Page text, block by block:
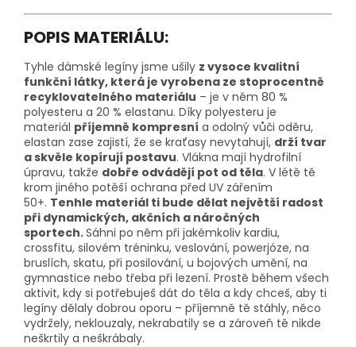
POPIS MATERIÁLU:
Tyhle dámské legíny jsme ušily z vysoce kvalitní
funkční látky, která je vyrobena ze stoprocentně
recyklovatelného materiálu – je v něm 80 %
polyesteru a 20 % elastanu. Díky polyesteru je
materiál příjemně kompresní a odolný vůči oděru,
elastan zase zajistí, že se kraťasy nevytahují, drží tvar
a skvěle kopírují postavu. Vlákna mají hydrofilní
úpravu, takže dobře odvádějí pot od těla. V létě tě
krom jiného potěší ochrana před UV zářením
50+. Tenhle materiál ti bude dělat největší radost
při dynamických, akčních a náročných
sportech.Sáhni po něm při jakémkoliv kardiu,
crossfitu, silovém tréninku, veslování, powerjóze, na
bruslích, skatu, při posilování, u bojových umění, na
gymnastice nebo třeba při lezení. Prostě během všech
aktivit, kdy si potřebuješ dát do těla a kdy chceš, aby ti
legíny dělaly dobrou oporu – příjemně tě stáhly, něco
vydržely, neklouzaly, nekrabatily se a zároveň tě nikde
neškrtily a neškrábaly.